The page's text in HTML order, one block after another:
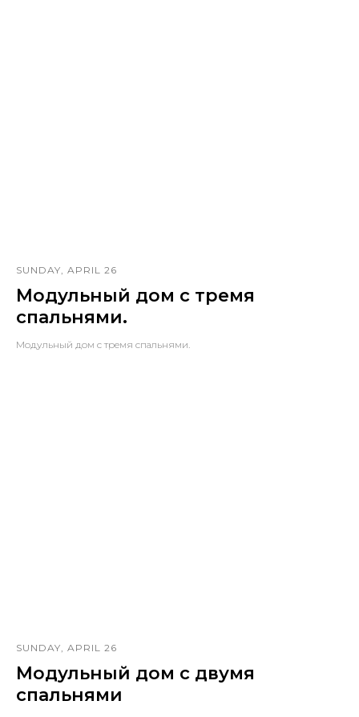
SUNDAY, APRIL 26
Модульный дом с тремя
спальнями.
Модульный дом с тремя спальнями.
SUNDAY, APRIL 26
Модульный дом с двумя
спальнями